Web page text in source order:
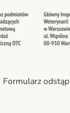
Security
Formularz